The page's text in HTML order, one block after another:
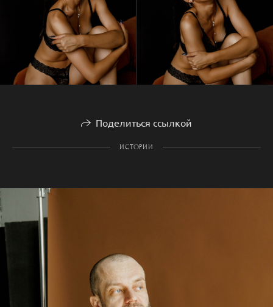
Поделиться ссылкой
ИСТОРИИ